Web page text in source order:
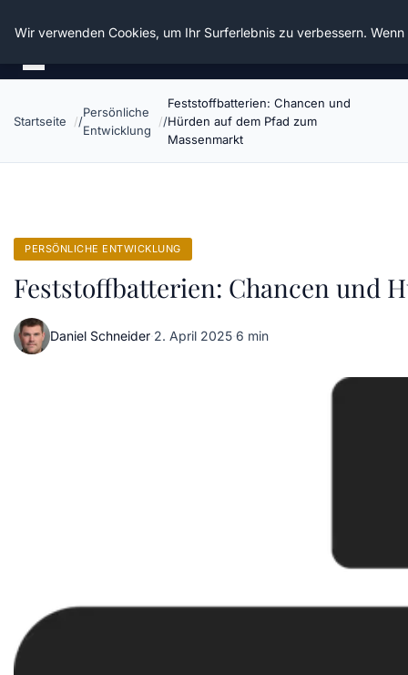
Die Schnitter
Startseite
Persönliche
Entwicklung
Feststoffbatterien: Chancen und
Hürden auf dem Pfad zum
Massenmarkt
PERSÖNLICHE ENTWICKLUNG
Feststoffbatterien: Chancen und
Daniel Schneider·2. April 2025·6 min
Wir verwenden Cookies, um Ihr Surferlebnis zu verbessern.